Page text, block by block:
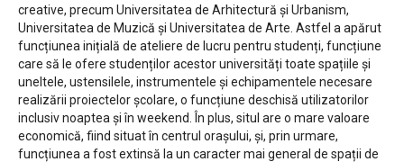
creative, precum Universitatea de Arhitectură și Urbanism,
Universitatea de Muzică și Universitatea de Arte. Astfel a apărut
funcțiunea inițială de ateliere de lucru pentru studenți, funcțiune
care să le ofere studenților acestor universități toate spațiile și
uneltele, ustensilele, instrumentele și echipamentele necesare
realizării proiectelor școlare, o funcțiune deschisă utilizatorilor
inclusiv noaptea și în weekend. În plus, situl are o mare valoare
economică, fiind situat în centrul orașului, și, prin urmare,
funcțiunea a fost extinsă la un caracter mai general de spații de